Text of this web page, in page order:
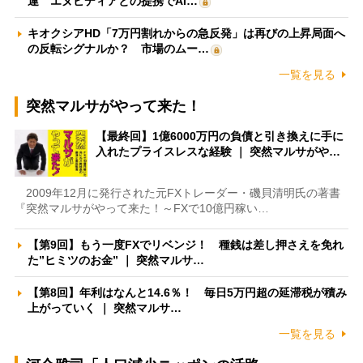
キオクシアHD「7万円割れからの急反発」は再びの上昇局面へ
の反転シグナルか？ 市場のムー…
一覧を見る
突然マルサがやって来た！
【最終回】1億6000万円の負債と引き換えに手に
入れたプライスレスな経験 ｜ 突然マルサがや…
2009年12月に発行された元FXトレーダー・磯貝清明氏の著書
『突然マルサがやって来た！～FXで10億円稼い…
【第9回】もう一度FXでリベンジ！ 種銭は差し押さえを免れ
た”ヒミツのお金” ｜ 突然マルサ…
【第8回】年利はなんと14.6％！ 毎日5万円超の延滞税が積み
上がっていく ｜ 突然マルサ…
一覧を見る